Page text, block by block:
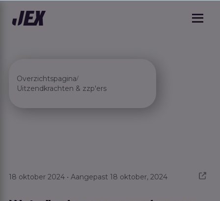
Overzichtspagina/
Uitzendkrachten & zzp'ers
18 oktober 2024 • Aangepast 18 oktober, 2024